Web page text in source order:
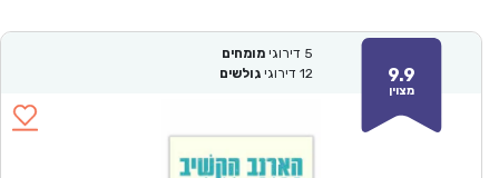
9.9
מצוין
5 דירוגי מומחים
12 דירוגי גולשים